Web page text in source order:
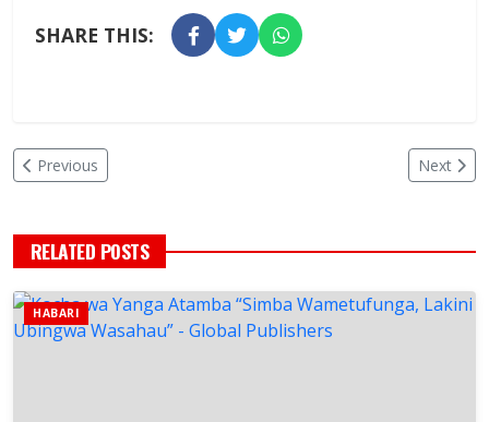
SHARE THIS:
Previous Next
RELATED POSTS
HABARI